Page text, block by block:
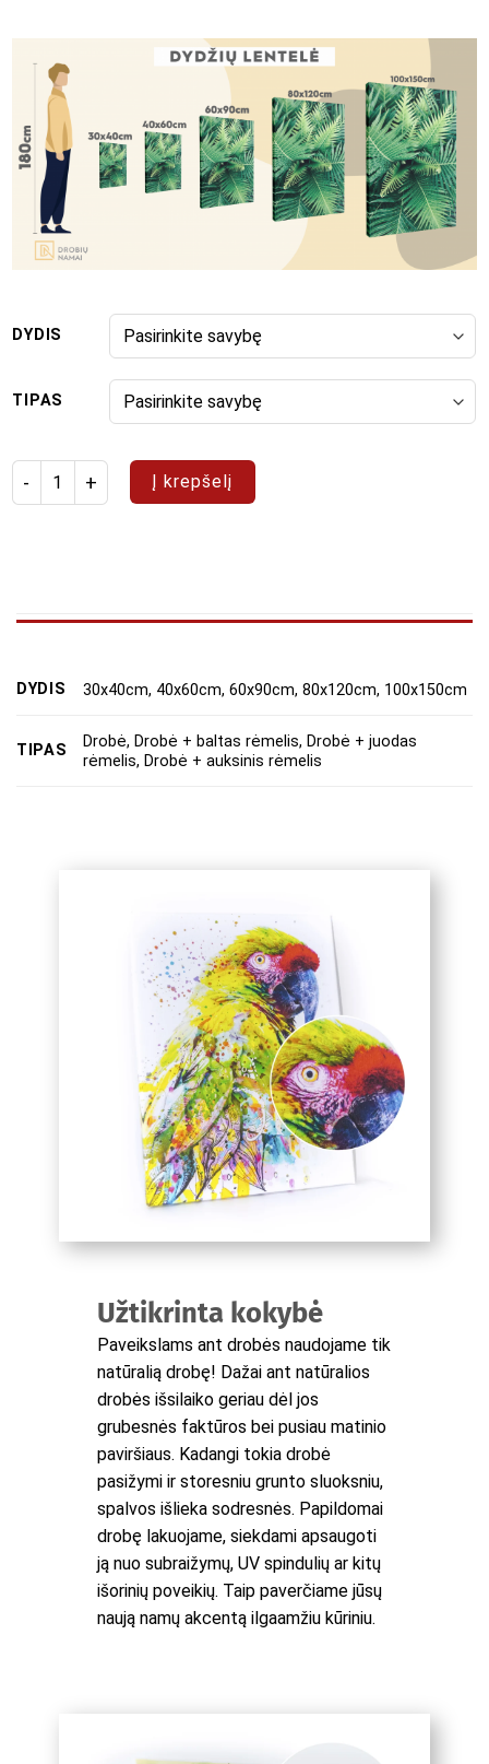
DYDIS
TIPAS
produkto kiekis: Paveikslų rinkinys "Neon damos"
Į krepšelį
DYDIS 30x40cm, 40x60cm, 60x90cm, 80x120cm, 100x150cm
TIPAS
Drobė, Drobė + baltas rėmelis, Drobė + juodas
rėmelis, Drobė + auksinis rėmelis
Užtikrinta kokybė
Paveikslams ant drobės naudojame tik
natūralią drobę! Dažai ant natūralios
drobės išsilaiko geriau dėl jos
grubesnės faktūros bei pusiau matinio
paviršiaus. Kadangi tokia drobė
pasižymi ir storesniu grunto sluoksniu,
spalvos išlieka sodresnės. Papildomai
drobę lakuojame, siekdami apsaugoti
ją nuo subraižymų, UV spindulių ar kitų
išorinių poveikių. Taip paverčiame jūsų
naują namų akcentą ilgaamžiu kūriniu.